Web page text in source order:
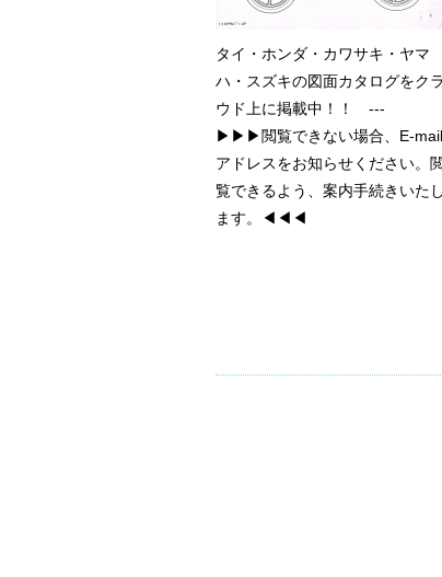
タイ・ホンダ・カワサキ・ヤマ
ハ・スズキの図面カタログをクラ
ウド上に掲載中！！ ---
▶▶▶閲覧できない場合、E-mail
アドレスをお知らせください。
覧できるよう、案内手続きいたし
ます。◀◀◀